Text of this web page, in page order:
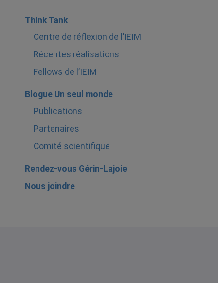
Think Tank
Centre de réflexion de l’IEIM
Récentes réalisations
Fellows de l’IEIM
Blogue Un seul monde
Publications
Partenaires
Comité scientifique
Rendez-vous Gérin-Lajoie
Nous joindre